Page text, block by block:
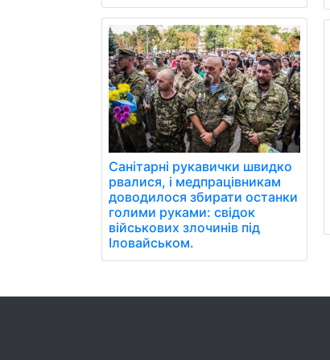
Санітарні рукавички швидко
рвалися, і медпрацівникам
доводилося збирати останки
голими руками: свідок
військових злочинів під
Іловайськом.